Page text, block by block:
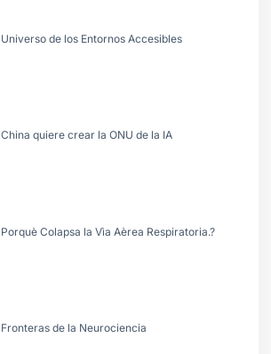
Universo de los Entornos Accesibles
China quiere crear la ONU de la IA
Porquè Colapsa la Vìa Aèrea Respiratoria.?
Fronteras de la Neurociencia